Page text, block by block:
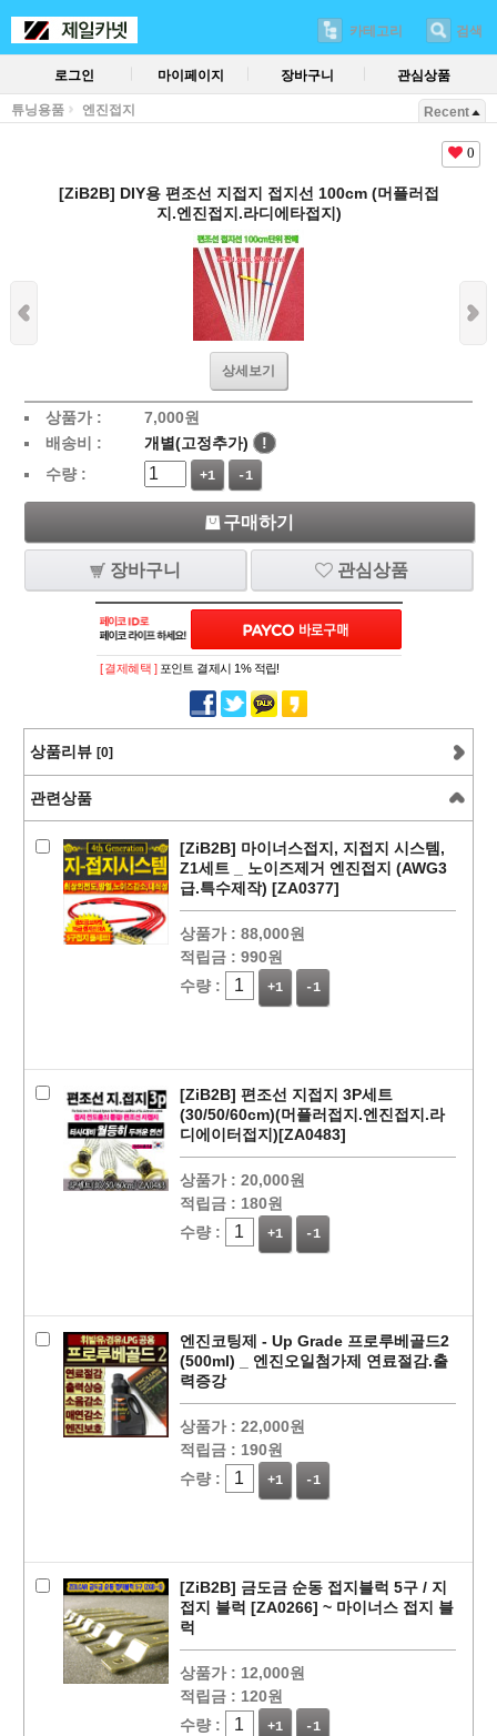
카테고리 검색
로그인 마이페이지 장바구니 관심상품
튜닝용품 엔진접지 Recent
0
[ZiB2B] DIY용 편조선 지접지 접지선 100cm (머플러접
지.엔진접지.라디에타접지)
상세보기
상품가 : 7,000원
배송비 :
개별(고정추가)
!
수량 :
+1 -1
구매하기
장바구니 관심상품
페이코 ID로
PAYCO 바로
[ 결제혜택 ] 포인트 결제시 1% 적립!
상품리뷰 [0]
관련상품
[ZiB2B] 마이너스접지, 지접지 시스템,
Z1세트 _ 노이즈제거 엔진접지 (AWG3
급.특수제작) [ZA0377]
상품가 : 88,000원
적립금 : 990원
수량 :
+1 -1
[ZiB2B] 편조선 지접지 3P세트
(30/50/60cm)(머플러접지.엔진접지.라
디에이터접지)[ZA0483]
상품가 : 20,000원
적립금 : 180원
수량 :
+1 -1
엔진코팅제 - Up Grade 프로루베골드2
(500ml) _ 엔진오일첨가제 연료절감.출
력증강
상품가 : 22,000원
적립금 : 190원
수량 :
+1 -1
[ZiB2B] 금도금 순동 접지블럭 5구 / 지
접지 블럭 [ZA0266] ~ 마이너스 접지 블
럭
상품가 : 12,000원
적립금 : 120원
수량 :
+1 -1